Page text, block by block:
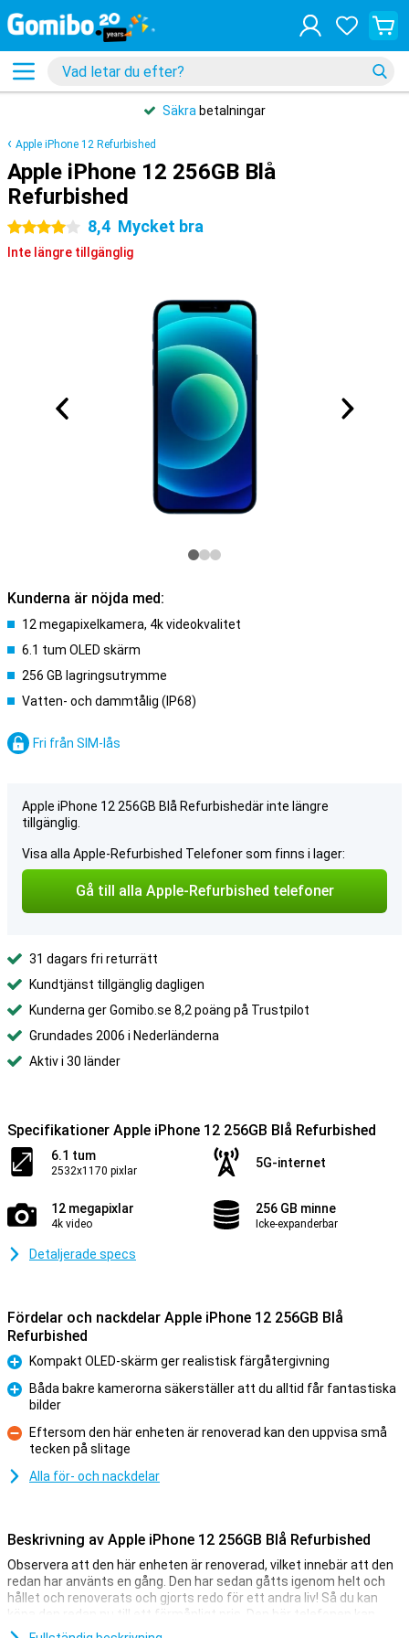
Säkra betalningar
Apple iPhone 12 Refurbished
Apple iPhone 12 256GB Blå
Refurbished
4 stjärnor 8,4 Mycket bra
Inte längre tillgänglig
Kunderna är nöjda med:
12 megapixelkamera, 4k videokvalitet
6.1 tum OLED skärm
256 GB lagringsutrymme
Vatten- och dammtålig (IP68)
Fri från SIM-lås
Apple iPhone 12 256GB Blå Refurbishedär inte längre
tillgänglig.
Visa alla Apple-Refurbished Telefoner som finns i lager:
Gå till alla Apple-Refurbished telefoner
31 dagars fri returrätt
Kundtjänst tillgänglig dagligen
Kunderna ger Gomibo.se 8,2 poäng på Trustpilot
Grundades 2006 i Nederländerna
Aktiv i 30 länder
Specifikationer Apple iPhone 12 256GB Blå Refurbished
6.1 tum
2532x1170 pixlar
5G-internet
12 megapixlar
4k video
256 GB minne
Icke-expanderbar
Detaljerade specs
Fördelar och nackdelar Apple iPhone 12 256GB Blå
Refurbished
Fördelar
Kompakt OLED-skärm ger realistisk färgåtergivning
Fördelar
Båda bakre kamerorna säkerställer att du alltid får fantastiska
bilder
Nackdelar
Eftersom den här enheten är renoverad kan den uppvisa små
tecken på slitage
Alla för- och nackdelar
Beskrivning av Apple iPhone 12 256GB Blå Refurbished
Observera att den här enheten är renoverad, vilket innebär att den
redan har använts en gång. Den har sedan gåtts igenom helt och
hållet och renoverats och gjorts redo för ett andra liv! Så du kan
köpa den redan nu till ett förmånligt pris. Den här telefonen kan
dock ha små tecken på användning på utsidan.